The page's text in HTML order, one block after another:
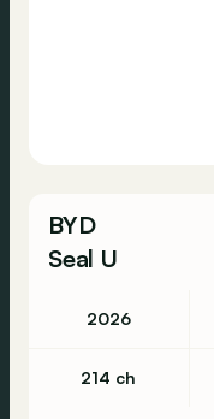
BYD
Seal U
2026
214 ch